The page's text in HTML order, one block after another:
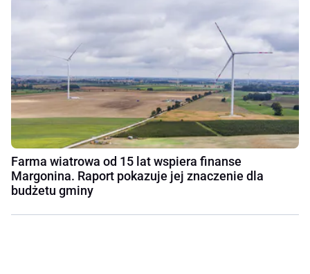
Farma wiatrowa od 15 lat wspiera finanse
Margonina. Raport pokazuje jej znaczenie dla
budżetu gminy